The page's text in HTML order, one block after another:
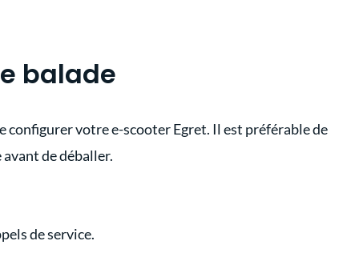
balade
votre e-scooter Egret. Il est préférable de
de déballer.
de service.